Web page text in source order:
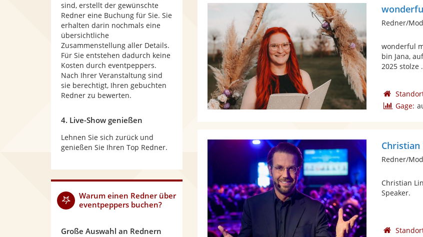
Redner/
wonderful
bin Jana,
2025 stolze
Gage:
Christian
Redner/
Christian
Speaker.
sind, erstellt der gewünschte
Redner eine Buchung für Sie. Sie
erhalten darin nochmals eine
übersichtliche
Zusammenstellung aller Details.
Für Sie entstehen dadurch keine
Kosten durch eventpeppers.
Nach Ihrer Veranstaltung sind
sie berechtigt, Ihren gebuchten
Redner zu bewerten.
4. Live-Show genießen
Lehnen Sie sich zurück und
genießen Sie Ihren Top Redner.
Warum einen Rednerüber
eventpeppers buchen?
Große Auswahl an Rednern